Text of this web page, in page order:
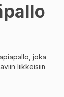
joka
liikkeisiin